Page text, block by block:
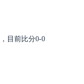
目前比分0-0